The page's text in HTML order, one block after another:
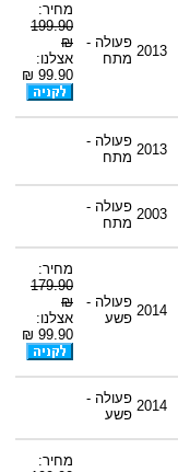
2013
פעולה -
מתח
מחיר:
199.90
₪
אצלנו:
99.90 ₪
2013
פעולה -
מתח
2003 פעולה -
מתח
2014
פעולה -
פשע
מחיר:
179.90
₪
אצלנו:
99.90 ₪
2014 פעולה -
פשע
מחיר: